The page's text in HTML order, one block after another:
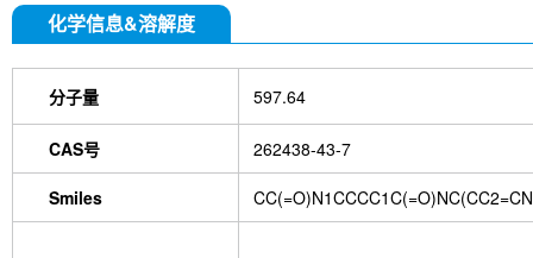
化学信息&溶解度
分子量 597.64
CAS号 262438-43-7
Smiles